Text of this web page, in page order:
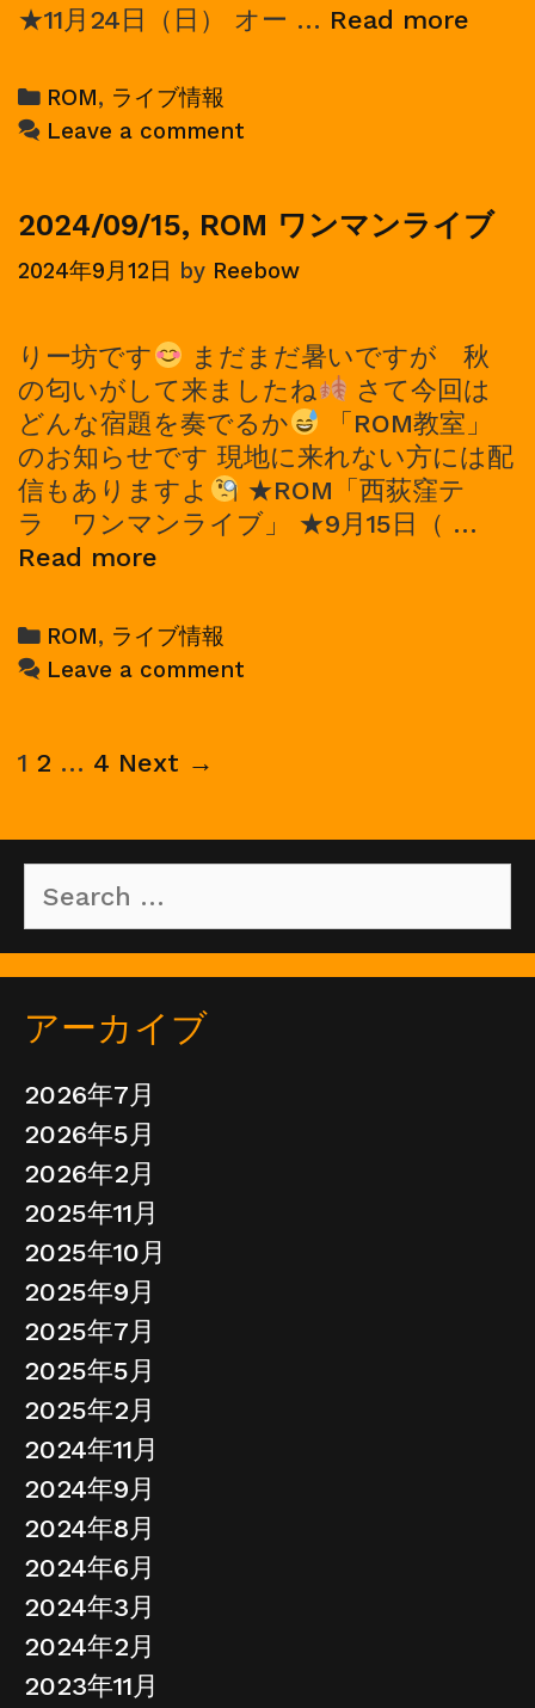
★11月24日（日） オー … Read more
ラ
Categories
ROM, ライブ情報
Leave a comment
2024/09/15, ROM ワンマンライブ
2024年9月12日 by Reebow
りー坊です
まだまだ暑いですが 秋
の匂いがして来ましたね
さて今回は
どんな宿題を奏でるか
「ROM教室」
のお知らせです 現地に来れない方には配
信もありますよ
★ROM「西荻窪テ
ラ ワンマンライブ」 ★9月15日（ …
Read more
ワ
ン
ラ
Categories
ROM, ライブ情報
Leave a comment
Post
1 2 … 4 Next →
for:
アーカイブ
2026年7月
2026年5月
2026年2月
2025年11月
2025年10月
2025年9月
2025年7月
2025年5月
2025年2月
2024年11月
2024年9月
2024年8月
2024年6月
2024年3月
2024年2月
2023年11月